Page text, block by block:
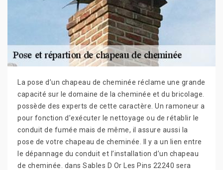
La pose d’un chapeau de cheminée réclame une grande
capacité sur le domaine de la cheminée et du bricolage.
possède des experts de cette caractère. Un ramoneur a
pour fonction d’exécuter le nettoyage ou de rétablir le
conduit de fumée mais de même, il assure aussi la
pose de votre chapeau de cheminée. Il y a un lien entre
le dépannage du conduit et l’installation d’un chapeau
de cheminée. dans Sables D Or Les Pins 22240 sera